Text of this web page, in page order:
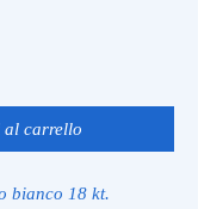
al carrello
bianco 18 kt.